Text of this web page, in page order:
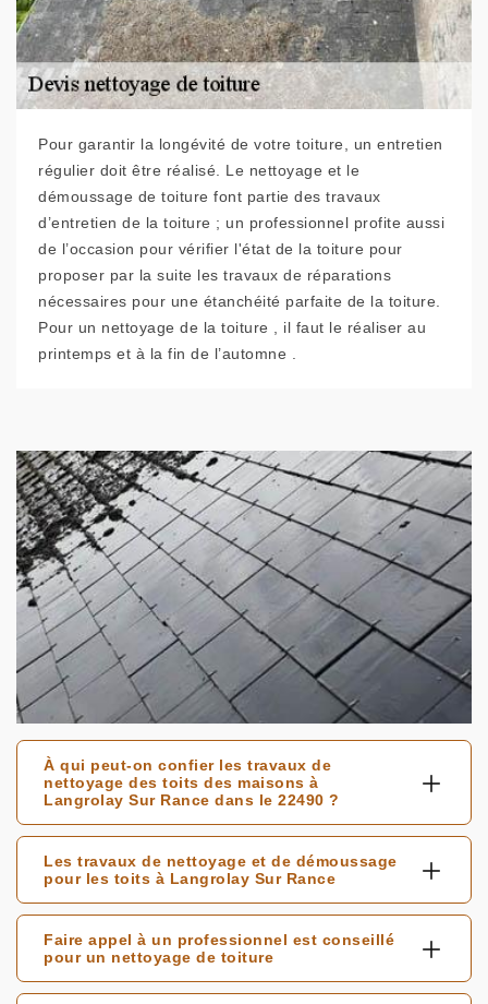
Pour garantir la longévité de votre toiture, un entretien
régulier doit être réalisé. Le nettoyage et le
démoussage de toiture font partie des travaux
d’entretien de la toiture ; un professionnel profite aussi
de l’occasion pour vérifier l'état de la toiture pour
proposer par la suite les travaux de réparations
nécessaires pour une étanchéité parfaite de la toiture.
Pour un nettoyage de la toiture , il faut le réaliser au
printemps et à la fin de l’automne .
À qui peut-on confier les travaux de
nettoyage des toits des maisons à
Langrolay Sur Rance dans le 22490 ?
Les travaux de nettoyage et de démoussage
pour les toits à Langrolay Sur Rance
Faire appel à un professionnel est conseillé
pour un nettoyage de toiture